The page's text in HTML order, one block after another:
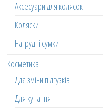
Аксесуари для колясок
Коляски
Нагрудні сумки
Косметика
Для зміни підгузків
Для купання